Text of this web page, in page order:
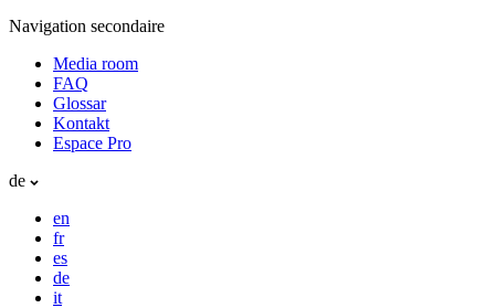
Navigation secondaire
Media room
FAQ
Glossar
Kontakt
Espace Pro
de
en
fr
es
de
it